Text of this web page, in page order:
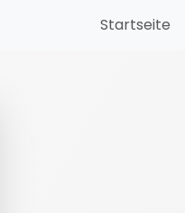
Startseite